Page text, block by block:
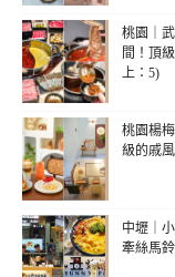
桃園｜
間！頂
上：5)
桃園楊
級的戚
中壢｜
牽絲馬